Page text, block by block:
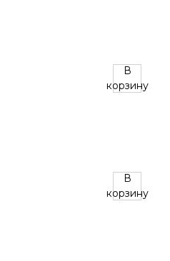
В
корзину
В
корзину